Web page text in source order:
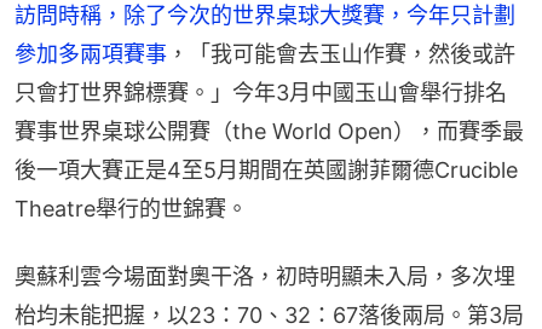
訪問時稱，除了今次的世界桌球大獎賽，今年只計劃
參加多兩項賽事 ，「我可能會去玉山作賽，然後或許
只會打世界錦標賽。」今年3月中國玉山會舉行排名
賽事世界桌球公開賽（the World Open），而賽季最
後一項大賽正是4至5月期間在英國謝菲爾德Crucible
Theatre舉行的世錦賽。
奧蘇利雲今場面對奧干洛，初時明顯未入局，多次埋
枱均未能把握，以23：70、32：67落後兩局。第3局